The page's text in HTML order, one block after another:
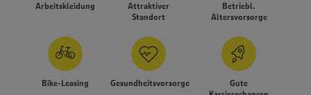
Arbeitskleidung
Attraktiver
Standort
Betriebl.
Altersvorsorge
Bike-Leasing Gesundheitsvorsorge
Gute